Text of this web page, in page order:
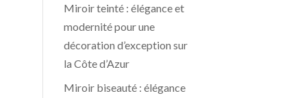
Miroir teinté : élégance et
modernité pour une
décoration d’exception sur
la Côte d’Azur
Miroir biseauté : élégance